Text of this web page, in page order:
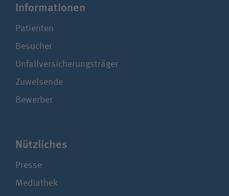
Infor­ma­ti­onen
Patienten
Besucher
Unfallversicherungsträger
Zuweisende
Bewerber
Nützliches
Presse
Mediathek